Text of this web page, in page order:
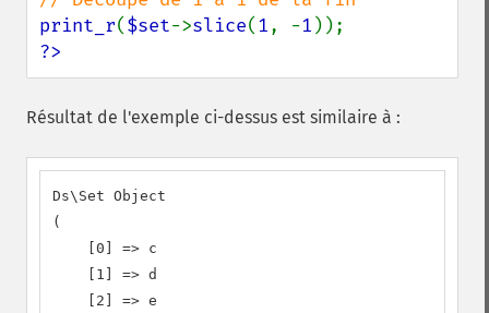
print_r($set->slice(1, -1
?>
Résultat de l'exemple ci-dessus est similaire à :
Ds\Set Object
(
    [0] => c
    [1] => d
    [2] => e